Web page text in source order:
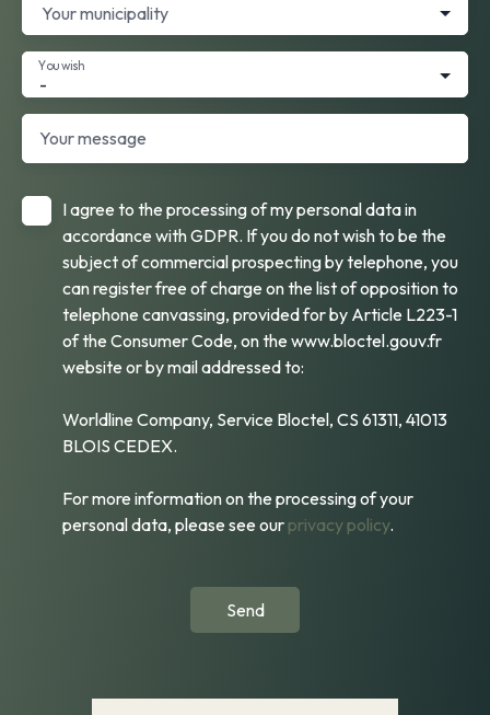
Your municipality
-
You wish
Your message
I agree to the processing of my personal data in
accordance with GDPR. If you do not wish to be the
subject of commercial prospecting by telephone, you
can register free of charge on the list of opposition to
telephone canvassing, provided for by Article L223-1
of the Consumer Code, on the www.bloctel.gouv.fr
website or by mail addressed to:
Worldline Company, Service Bloctel, CS 61311, 41013
BLOIS CEDEX.
For more information on the processing of your
personal data, please see ourprivacy policy.
Send